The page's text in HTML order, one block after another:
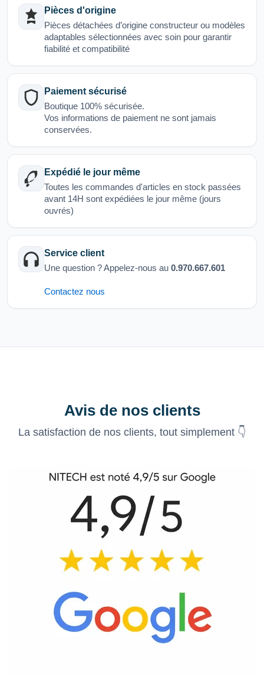
Pièces d'origine
Pièces détachées d’origine constructeur ou modèles
adaptables sélectionnées avec soin pour garantir
fiabilité et compatibilité
Paiement sécurisé
Boutique 100% sécurisée.
Vos informations de paiement ne sont jamais
conservées.
Expédié le jour même
Toutes les commandes d'articles en stock passées
avant 14H sont expédiées le jour même (jours
ouvrés)
Service client
Une question ? Appelez-nous au 0.970.667.601
Contactez nous
Avis de nos clients
La satisfaction de nos clients, tout simplement 👇